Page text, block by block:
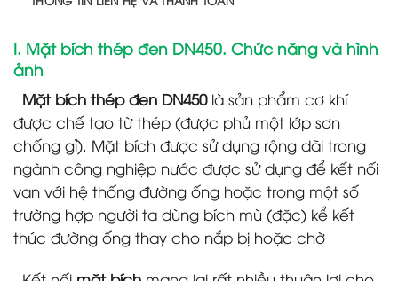
I. Mặt bích thép đen DN450. Chức năng và hình
ảnh
Mặt bích thép đen DN450là sản phẩm cơ khí
được chế tạo từ thép (được phủ một lớp sơn
chống gỉ). Mặt bích được sử dụng rộng dãi trong
ngành công nghiệp nước được sử dụng để kết nối
van với hệ thống đường ống hoặc trong một số
trường hợp người ta dùng bích mù (đặc) kể kết
thúc đường ống thay cho nắp bị hoặc chờ